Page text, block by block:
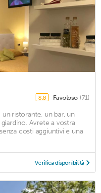
8,8 Favoloso (71)
un ristorante, un bar, un
Avrete a vostra
costi aggiuntivi e una
Verifica disponibilità